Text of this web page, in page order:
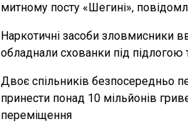
митному посту «Шегині»,
Наркотичні засоби зловмисники
обладнали схованки під
Двоє спільників безпосередньо
принести понад 10 мільйонів
переміщення